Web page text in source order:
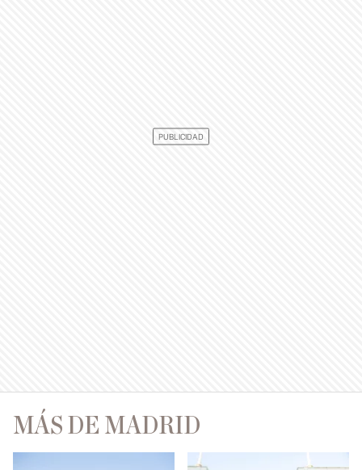
MÁS DE MADRID